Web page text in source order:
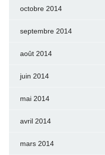
octobre 2014
septembre 2014
août 2014
juin 2014
mai 2014
avril 2014
mars 2014